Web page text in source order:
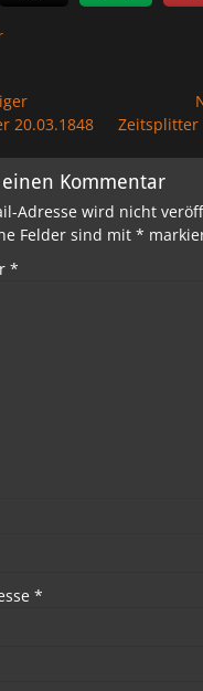
20.03.1848
Nächster
Zeitsplitter
Kommentar
Adresse wird nicht
Felder sind mit *
*
*